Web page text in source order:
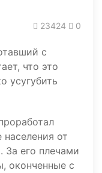
23424 0
с
что это
усугубить
от
За его плечами
оконченные с